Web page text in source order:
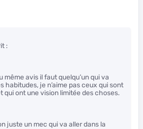
:
même avis il faut quelqu’un qui va
habitudes, je n’aime pas ceux qui sont
qui ont une vision limitée des choses.
juste un mec qui va aller dans la